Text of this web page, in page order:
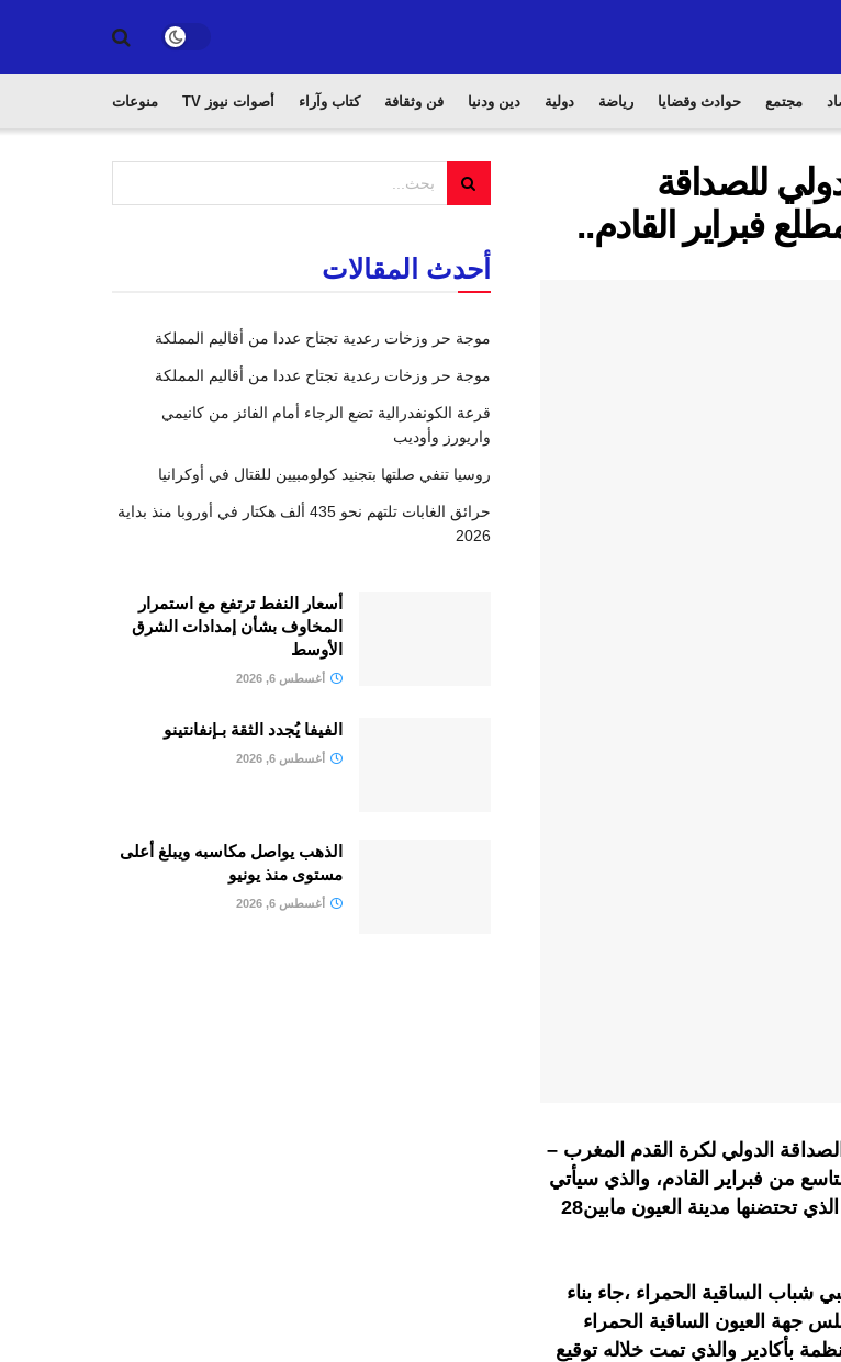
مجتمع حوادث وقضايا رياضة دولية دين ودنيا فن وثقافة كتاب وآراء أصوات نيوز TV منوعات
الدولي للصداقة
فبراير القادم..
الدولي لكرة القدم المغرب –
من فبراير القادم، والذي سيأتي
متزامنا مع نهاية كأس افريقيا لكرة القدم داخل القاعة الذي تحتضنها مدينة العيون مابين28
الساقية الحمراء ،جاء بناء
جهة العيون الساقية الحمراء
بأكادير والذي تمت خلاله توقيع
أحدث المقالات
موجة حر وزخات رعدية تجتاح عددا من أقاليم المملكة
موجة حر وزخات رعدية تجتاح عددا من أقاليم المملكة
قرعة الكونفدرالية تضع الرجاء أمام الفائز من كانيمي
واريورز وأوديب
روسيا تنفي صلتها بتجنيد كولومبيين للقتال في أوكرانيا
حرائق الغابات تلتهم نحو 435 ألف هكتار في أوروبا منذ بداية
2026
أسعار النفط ترتفع مع استمرار
المخاوف بشأن إمدادات الشرق
الأوسط
أغسطس 6, 2026
الفيفا يُجدد الثقة بـإنفانتينو
أغسطس 6, 2026
الذهب يواصل مكاسبه ويبلغ أعلى
مستوى منذ يونيو
أغسطس 6, 2026